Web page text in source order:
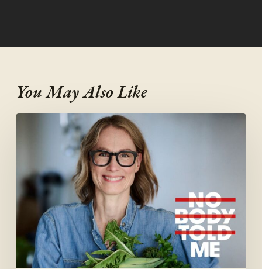
You May Also Like
Fermentieren
Wechseljahren
Ihr
Darm
wird’s
Ihnen